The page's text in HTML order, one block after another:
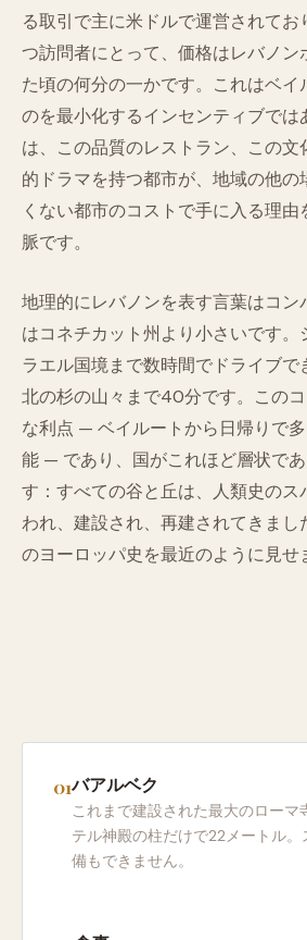
る取引で主に米ドルで運営されてお
つ訪問者にとって、価格はレバノン
た頃の何分の一かです。これはベイ
のを最小化するインセンティブでは
は、この品質のレストラン、この文
的ドラマを持つ都市が、地域の他の
くない都市のコストで手に入る理由
脈です。
地理的にレバノンを表す言葉はコン
はコネチカット州より小さいです。
ラエル国境まで数時間でドライブで
北の杉の山々まで40分です。このコ
な利点 — ベイルートから日帰りで多
能 — であり、国がこれほど層状であ
す：すべての谷と丘は、人類史のス
われ、建設され、再建されてきまし
のヨーロッパ史を最近のように見せ
バアルベク
これまで建設された最大のローマ
テル神殿の柱だけで22メートル。
備もできません。